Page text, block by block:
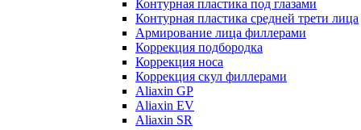
Контурная пластика под глазами
Контурная пластика средней трети лица
Армирование лица филлерами
Коррекция подбородка
Коррекция носа
Коррекция скул филлерами
Aliaxin GP
Aliaxin EV
Aliaxin SR